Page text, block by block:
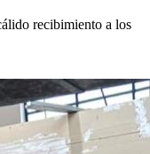
recibimiento a los